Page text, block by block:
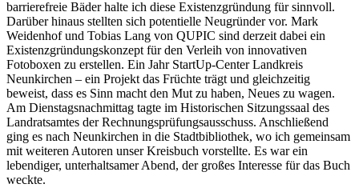
barrierefreie Bäder halte ich diese Existenzgründung für sinnvoll.
Darüber hinaus stellten sich potentielle Neugründer vor. Mark
Weidenhof und Tobias Lang von QUPIC sind derzeit dabei ein
Existenzgründungskonzept für den Verleih von innovativen
Fotoboxen zu erstellen. Ein Jahr StartUp-Center Landkreis
Neunkirchen – ein Projekt das Früchte trägt und gleichzeitig
beweist, dass es Sinn macht den Mut zu haben, Neues zu wagen.
Am Dienstagsnachmittag tagte im Historischen Sitzungssaal des
Landratsamtes der Rechnungsprüfungsausschuss. Anschließend
ging es nach Neunkirchen in die Stadtbibliothek, wo ich gemeinsam
mit weiteren Autoren unser Kreisbuch vorstellte. Es war ein
lebendiger, unterhaltsamer Abend, der großes Interesse für das Buch
weckte.